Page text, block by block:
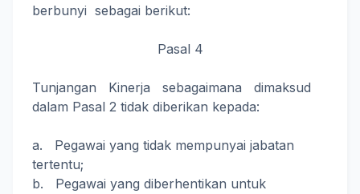
berbunyi sebagai berikut:
Pasal 4
Tunjangan Kinerja sebagaimana dimaksud
dalam Pasal 2 tidak diberikan kepada:
a. Pegawai yang tidak mempunyai jabatan
tertentu;
b. Pegawai yang diberhentikan untuk